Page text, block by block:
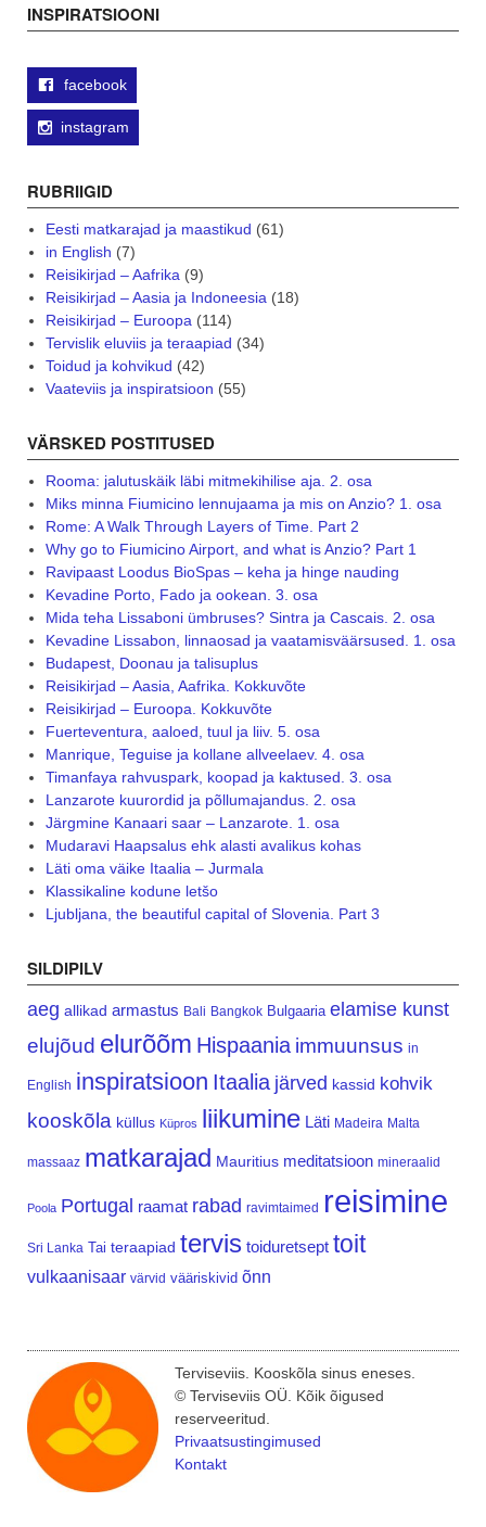
INSPIRATSIOONI
facebook
instagram
RUBRIIGID
Eesti matkarajad ja maastikud (61)
in English (7)
Reisikirjad – Aafrika (9)
Reisikirjad – Aasia ja Indoneesia (18)
Reisikirjad – Euroopa (114)
Tervislik eluviis ja teraapiad (34)
Toidud ja kohvikud (42)
Vaateviis ja inspiratsioon (55)
VÄRSKED POSTITUSED
Rooma: jalutuskäik läbi mitmekihilise aja. 2. osa
Miks minna Fiumicino lennujaama ja mis on Anzio? 1. osa
Rome: A Walk Through Layers of Time. Part 2
Why go to Fiumicino Airport, and what is Anzio? Part 1
Ravipaast Loodus BioSpas – keha ja hinge nauding
Kevadine Porto, Fado ja ookean. 3. osa
Mida teha Lissaboni ümbruses? Sintra ja Cascais. 2. osa
Kevadine Lissabon, linnaosad ja vaatamisväärsused. 1. osa
Budapest, Doonau ja talisuplus
Reisikirjad – Aasia, Aafrika. Kokkuvõte
Reisikirjad – Euroopa. Kokkuvõte
Fuerteventura, aaloed, tuul ja liiv. 5. osa
Manrique, Teguise ja kollane allveelaev. 4. osa
Timanfaya rahvuspark, koopad ja kaktused. 3. osa
Lanzarote kuurordid ja põllumajandus. 2. osa
Järgmine Kanaari saar – Lanzarote. 1. osa
Mudaravi Haapsalus ehk alasti avalikus kohas
Läti oma väike Itaalia – Jurmala
Klassikaline kodune letšo
Ljubljana, the beautiful capital of Slovenia. Part 3
SILDIPILV
aeg allikad armastus Bali Bangkok Bulgaaria elamise kunst
elujõud elurõõm Hispaania immuunsus in
English inspiratsioon Itaalia järved kassid kohvik
kooskõla küllus Küpros liikumine Läti Madeira Malta
massaaz matkarajad Mauritius meditatsioon mineraalid
Poola Portugal raamat rabad ravimtaimed reisimine
Sri Lanka Tai teraapiad tervis toiduretsept toit
vulkaanisaar värvid vääriskivid õnn
Terviseviis. Kooskõla sinus eneses.
© Terviseviis OÜ. Kõik õigused
reserveeritud.
Privaatsustingimused
Kontakt